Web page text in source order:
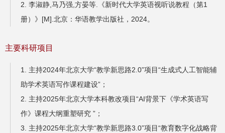
2. 李淑静,马乃强,方晏等.《新时代大学英语视听说教程（第1
册）》[M].北京：华语教学出版社，2024。
主要科研项目
1. 主持2024年北京大学“教学新思路2.0”项目“生成式人工智能辅
助学术英语写作课程建设”；
2. 主持2025年北京大学本科教改项目“AI背景下《学术英语写
作》课程大纲重塑研究 ”；
3. 主持2025年北京大学“教学新思路3.0”项目“教育数字化战略背